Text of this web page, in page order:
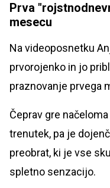
Prva
mesecu
Na videoposnetku
prvorojenko in jo
praznovanje prvega
Čeprav gre
trenutek, pa je
preobrat, ki je vse
spletno senzacijo.